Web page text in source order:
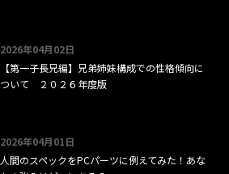
2026年04月02日
【第一子長兄編】兄弟姉妹構成での性格傾向に
ついて ２０２６年度版
2026年04月01日
人間のスペックをPCパーツに例えてみた！あな